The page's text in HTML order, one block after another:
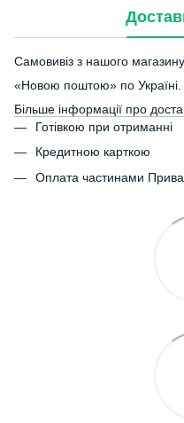
Самовивіз з нашого
«Новою поштою» по Україні.
Більше інформації про
Готівкою при отриманні
Кредитною карткою
Оплата частинами